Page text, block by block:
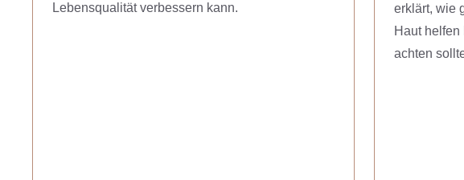
Lebensqualität verbessern kann.
erklärt, wie
Haut
achten